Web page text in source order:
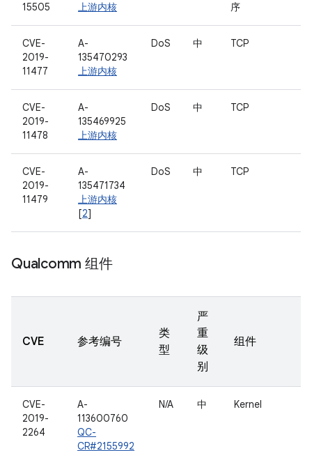
15505
上游内核
序
CVE-
2019-
11477
A-
135470293
上游内核
DoS 中 TCP
CVE-
2019-
11478
A-
135469925
上游内核
DoS 中 TCP
CVE-
2019-
11479
A-
135471734
上游内核
[2]
DoS 中 TCP
Qualcomm 组件
CVE 参考编号
类
型
严
重
级
别
组件
CVE-
2019-
2264
A-
113600760
QC-
CR#2155992
N/A 中 Kernel